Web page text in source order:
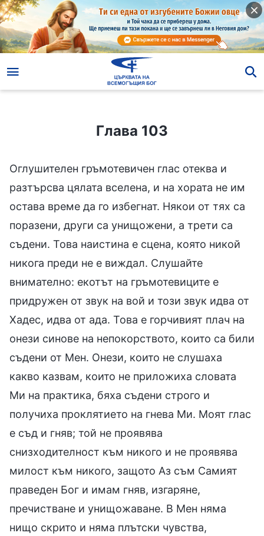
Глава 103
Оглушителен гръмотевичен глас отеква и
разтърсва цялата вселена, и на хората не им
остава време да го избегнат. Някои от тях са
поразени, други са унищожени, а трети са
съдени. Това наистина е сцена, която никой
никога преди не е виждал. Слушайте
внимателно: екотът на гръмотевиците е
придружен от звук на вой и този звук идва от
Хадес, идва от ада. Това е горчивият плач на
онези синове на непокорството, които са били
съдени от Мен. Онези, които не слушаха
какво казвам, които не приложиха словата
Ми на практика, бяха съдени строго и
получиха проклятието на гнева Ми. Моят глас
е съд и гняв; той не проявява
снизходителност към никого и не проявява
милост към никого, защото Аз съм Самият
праведен Бог и имам гняв, изгаряне,
пречистване и унищожаване. В Мен няма
нищо скрито и няма плътски чувства,